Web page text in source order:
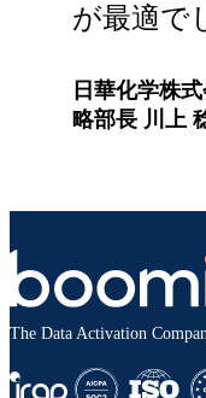
が最適で
日華化学株
略部長 川上
The Data Activation